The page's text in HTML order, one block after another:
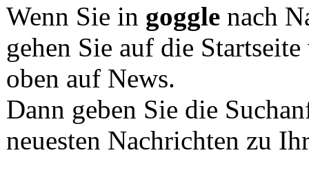
Wenn Sie in gogglenach
gehen Sie auf die
oben auf News.
Dann geben Sie die
neuesten Nachrichten zu